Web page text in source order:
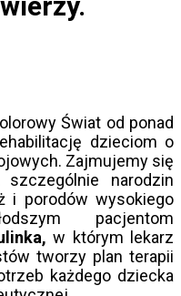
Świat od ponad
dzieciom o
Zajmujemy się
narodzin
i porodów wysokiego
pacjentom
w którym lekarz
tworzy plan terapii
każdego dziecka